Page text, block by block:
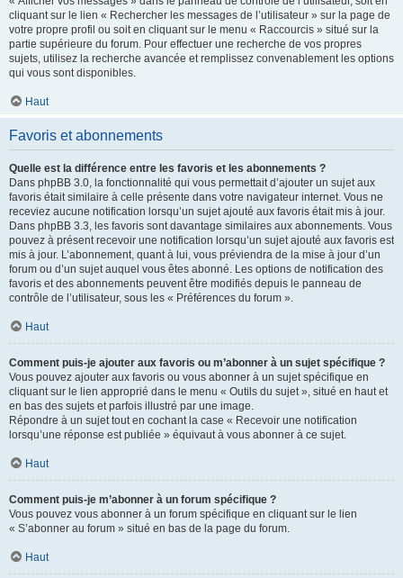
cliquant sur le lien « Rechercher les messages de l’utilisateur » sur la page de
votre propre profil ou soit en cliquant sur le menu « Raccourcis » situé sur la
partie supérieure du forum. Pour effectuer une recherche de vos propres
sujets, utilisez la recherche avancée et remplissez convenablement les options
qui vous sont disponibles.
Haut
Favoris et abonnements
Quelle est la différence entre les favoris et les abonnements ?
Dans phpBB 3.0, la fonctionnalité qui vous permettait d’ajouter un sujet aux
favoris était similaire à celle présente dans votre navigateur internet. Vous ne
receviez aucune notification lorsqu’un sujet ajouté aux favoris était mis à jour.
Dans phpBB 3.3, les favoris sont davantage similaires aux abonnements. Vous
pouvez à présent recevoir une notification lorsqu’un sujet ajouté aux favoris est
mis à jour. L’abonnement, quant à lui, vous préviendra de la mise à jour d’un
forum ou d’un sujet auquel vous êtes abonné. Les options de notification des
favoris et des abonnements peuvent être modifiés depuis le panneau de
contrôle de l’utilisateur, sous les « Préférences du forum ».
Haut
Comment puis-je ajouter aux favoris ou m’abonner à un sujet spécifique ?
Vous pouvez ajouter aux favoris ou vous abonner à un sujet spécifique en
cliquant sur le lien approprié dans le menu « Outils du sujet », situé en haut et
en bas des sujets et parfois illustré par une image.
Répondre à un sujet tout en cochant la case « Recevoir une notification
lorsqu’une réponse est publiée » équivaut à vous abonner à ce sujet.
Haut
Comment puis-je m’abonner à un forum spécifique ?
Vous pouvez vous abonner à un forum spécifique en cliquant sur le lien
« S’abonner au forum » situé en bas de la page du forum.
Haut